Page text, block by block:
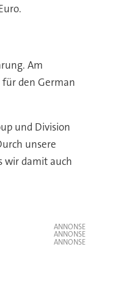
Am
den German
und Division
unsere
wir damit auch